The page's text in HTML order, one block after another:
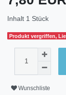
Inhalt 1 Stück
Produkt vergriffen,
Wunschliste